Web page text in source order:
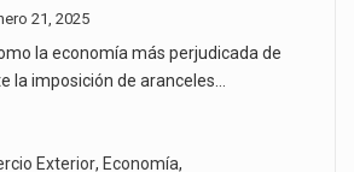
21, 2025
la economía más perjudicada de
la imposición de aranceles…
Exterior, Economía,